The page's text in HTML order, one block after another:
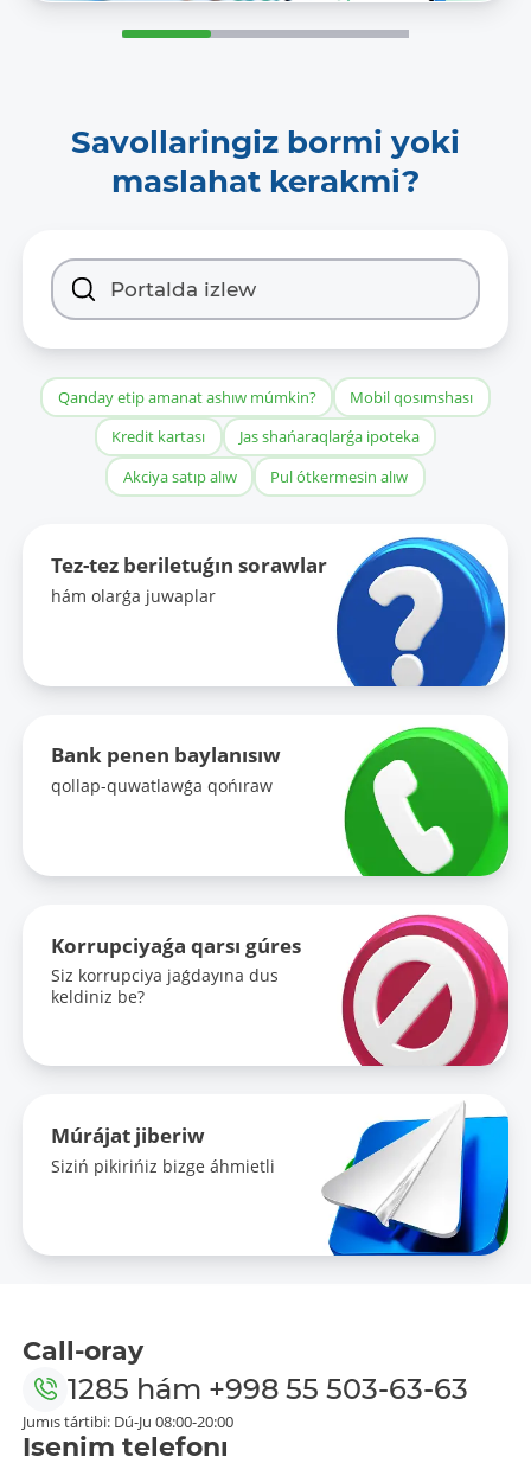
Savollaringiz bormi yoki
maslahat kerakmi?
Qanday etip amanat ashıw múmkin?
Mobil qosımshası
Kredit kartası
Jas shańaraqlarǵa ipoteka
Akciya satıp alıw
Pul ótkermesin alıw
Tez-tez beriletuǵın sorawlar
hám olarǵa juwaplar
Bank penen baylanısıw
qollap-quwatlawǵa qońıraw
Korrupciyaǵa qarsı gúres
Siz korrupciya jaǵdayına dus
keldiniz be?
Múrájat jiberiw
Siziń pikirińiz bizge áhmietli
Call-oray
1285 hám +998 55 503-63-63
Jumıs tártibi: Dú-Ju 08:00-20:00
Isenim telefonı